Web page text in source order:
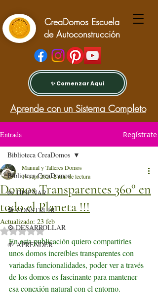
CreaDomos Escuela
de Autoconstrucción
✨ Comenzar Aquí
Aprende con un Sistema Completo
Entrada Regístrate
Biblioteca CreaDomos
✏️ DISEÑAR
🛠️ CONSTRUIR
⚙️ DESARROLLAR
🌱 APRENDER
Biblioteca CreaDomos
Domos Transparentes 360° en
todo el Planeta !!!
Manual y Talleres Domos
17 sept 20202 min de lectura
Actualizado: 23 feb
Obtuvo NaN de 5 estrellas.
En esta publicación quiero compartirles
unos domos increíbles transparentes con
variadas funcionalidades, poder ver a través
de los domos es fascinante para mantener
esa conexión natural con el entorno.